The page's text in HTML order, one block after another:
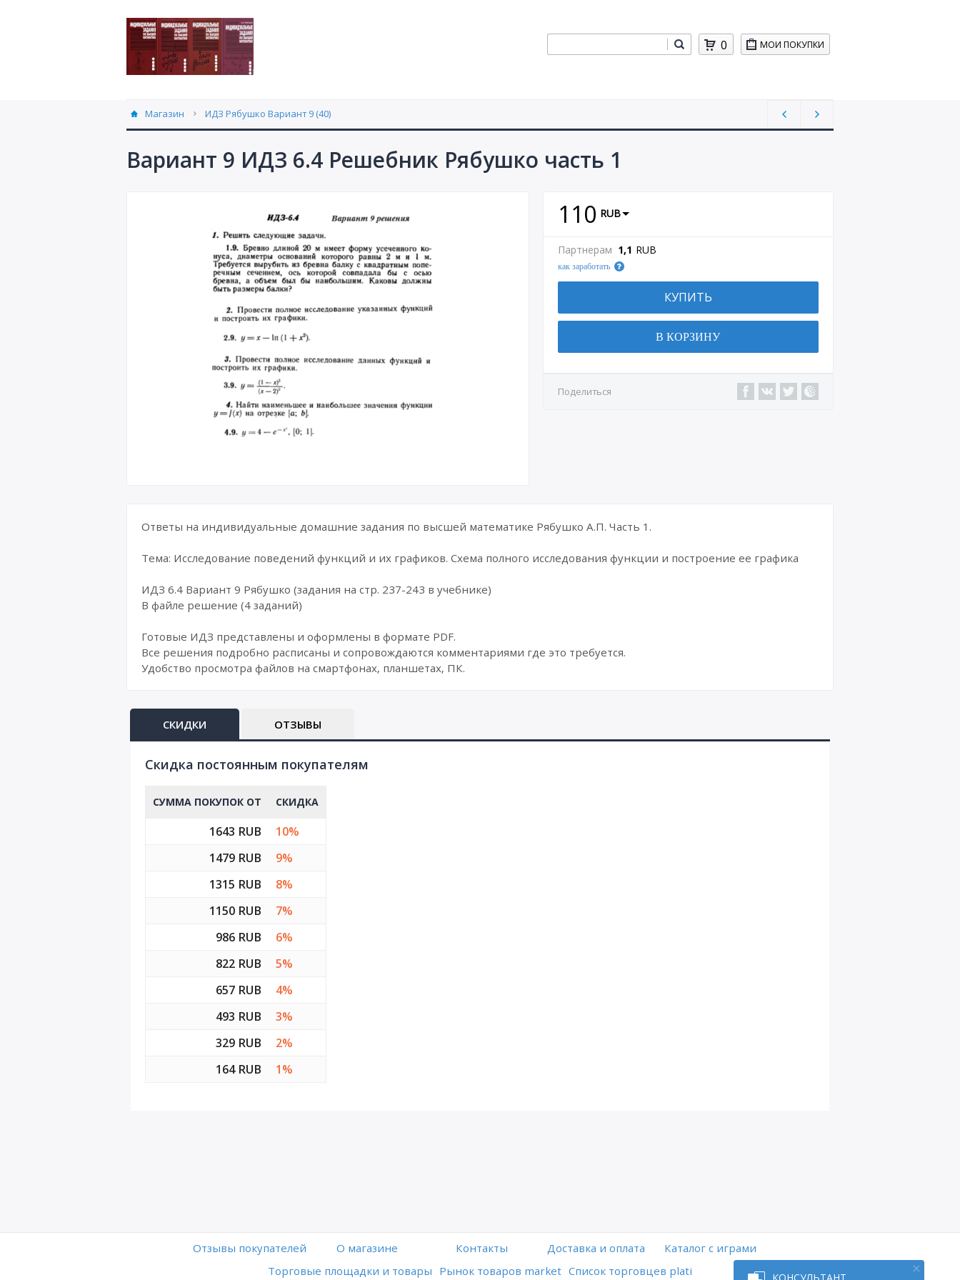
МОИ ПОКУПКИ
0
Магазин ИДЗ Рябушко Вариант 9 (40)
Вариант 9 ИДЗ 6.4 Решебник Рябушко часть 1
110 RUB
Партнерам 1,1 RUB
как заработать
КУПИТЬ
В КОРЗИНУ
Поделиться
Ответы на индивидуальные домашние задания по высшей математике Рябушко А.П. Часть 1.
Тема: Исследование поведений функций и их графиков. Схема полного исследования функции и построение ее графика
ИДЗ 6.4 Вариант 9 Рябушко (задания на стр. 237-243 в учебнике)
В файле решение (4 заданий)
Готовые ИДЗ представлены и оформлены в формате PDF.
Все решения подробно расписаны и сопровождаются комментариями где это требуется.
Удобство просмотра файлов на смартфонах, планшетах, ПК.
СКИДКИ ОТЗЫВЫ
Cкидка постоянным покупателям
СУММА ПОКУПОК ОТ СКИДКА
1643 RUB
10%
1479 RUB
9%
1315 RUB
8%
1150 RUB
7%
986 RUB
6%
822 RUB
5%
657 RUB
4%
493 RUB
3%
329 RUB
2%
164 RUB
1%
Отзывы покупателей O магазине Контакты Доставка и оплата
Каталог с играми
Торговые площадки и товары Рынок товаров market Список торговцев plati